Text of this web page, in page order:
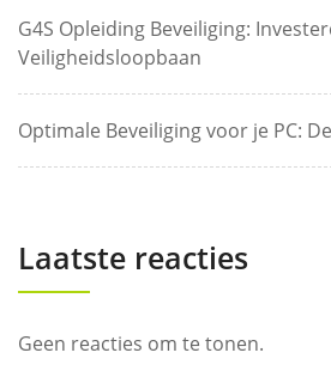
G4S Opleiding Beveiliging:
Veiligheidsloopbaan
Optimale Beveiliging voor je PC:
Laatste reacties
Geen reacties om te tonen.